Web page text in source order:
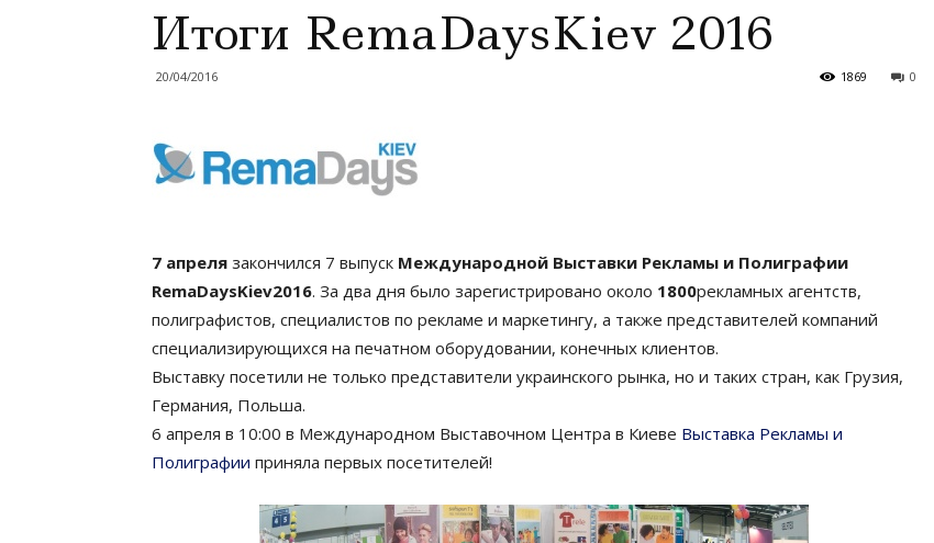
Итоги RemaDaysKiev 2016
20/04/2016 0
1869
7 апреля закончился 7 выпуск Международной Выставки Рекламы и Полиграфии
RemaDaysKiev2016. За два дня было зарегистрировано около 1800рекламных агентств,
полиграфистов, специалистов по рекламе и маркетингу, а также представителей компаний
специализирующихся на печатном оборудовании, конечных клиентов.
Выставку посетили не только представители украинского рынка, но и таких стран, как Грузия,
Германия, Польша.
6 апреля в 10:00 в Международном Выставочном Центра в Киеве Выставка Рекламы и
Полиграфии приняла первых посетителей!